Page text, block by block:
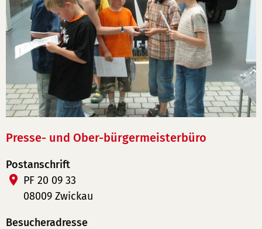
Presse- und Ober-bürgermeisterbüro
Postanschrift
PF 20 09 33
08009 Zwickau
Besucheradresse